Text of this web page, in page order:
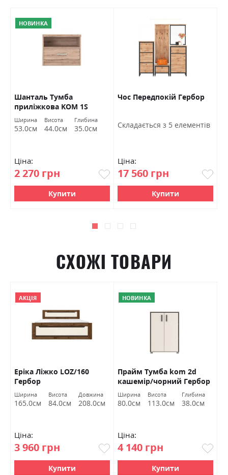
НОВИНКА
Шанталь Тумба
приліжкова KOM 1S
Гербор
Ширина
53.0см
Висота
44.0см
Глибина
35.0см
Ціна:
2 270 грн
Купити
Чос Передпокій Гербор
Cкладається з 5 елементів
Ціна:
17 560 грн
Купити
СХОЖІ ТОВАРИ
АКЦІЯ
Еріка Ліжко LOZ/160
Гербор
Ширина
165.0см
Висота
84.0см
Довжина
208.0см
Ціна:
3 960 грн
Купити
НОВИНКА
Прайм Тумба kom 2d
кашемір/чорний Гербор
Ширина
80.0см
Висота
113.0см
Глибина
38.0см
Ціна:
4 140 грн
Купити